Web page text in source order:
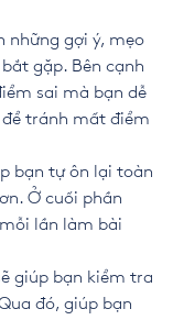
những gợi ý, mẹo
gặp. Bên cạnh
sai mà bạn dễ
để tránh mất điểm
bạn tự ôn lại toàn
Ở cuối phần
lần làm bài
giúp bạn kiểm tra
đó, giúp bạn